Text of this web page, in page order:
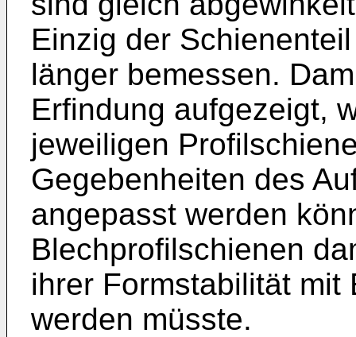
Einzig der
länger bemessen.
Erfindung aufgezeigt,
jeweiligen
Gegebenheiten des
angepasst werden
Blechprofilschienen
ihrer Formstabilität
werden müsste.